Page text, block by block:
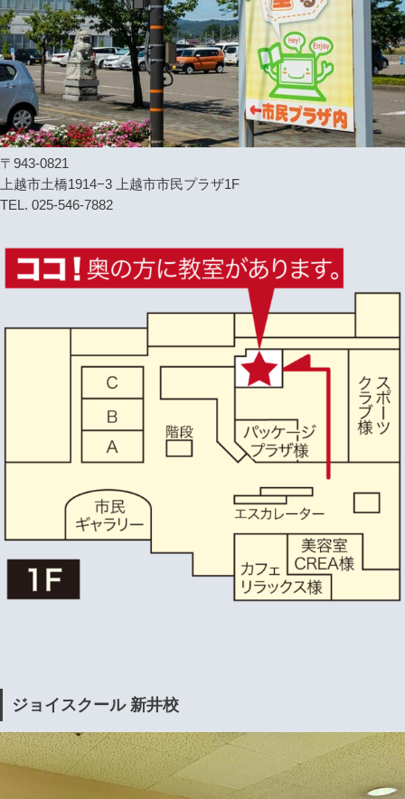
〒943-0821
上越市土橋1914−3 上越市市民プラザ1F
TEL. 025-546-7882
ジョイスクール 新井校